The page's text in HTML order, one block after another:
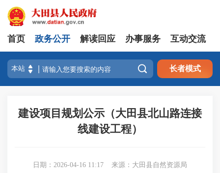
首页 政务公开 解读回应 办事服务 互动交流
 长者模式
建设项目规划公示（大田县北山路连接
线建设工程）
日期：2026-04-16 11:17 来源：大田县自然资源局